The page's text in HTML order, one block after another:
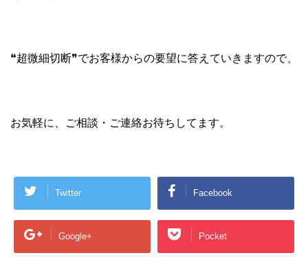
❝超微細切断❞でお客様からの要望に答えていきますので、
お気軽に、ご相談・ご連絡お待ちしてます。
Twitter Facebook
Google+ Pocket